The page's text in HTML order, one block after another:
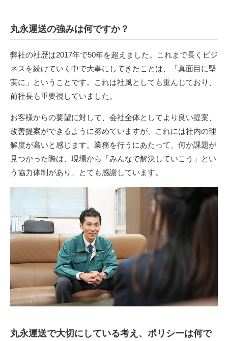
丸永運送の強みは何ですか？
弊社の社歴は2017年で50年を超えました。これまで長くビジ
ネスを続けていく中で大事にしてきたことは、「真面目に堅
実に」ということです。これは社風としても重んじており、
前社長も重要視していました。
お客様からの要望に対して、会社全体としてより良い提案、
改善提案ができるように努めていますが、これには社内の理
解度が高いと感じます。業務を行うにあたって、何か課題が
見つかった際は、現場から「みんなで解決していこう」とい
う協力体制があり、とても感謝しています。
丸永運送で大切にしている考え、ポリシーは何で